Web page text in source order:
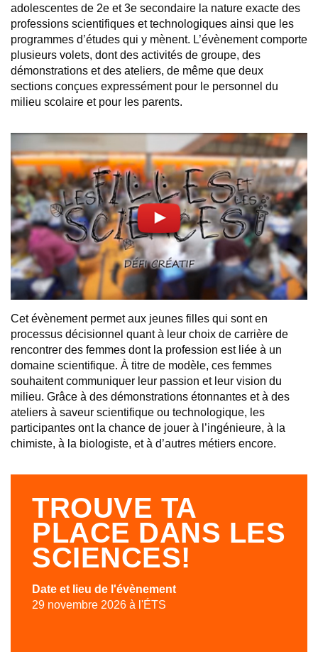
adolescentes de 2e et 3e secondaire la nature exacte des
professions scientifiques et technologiques ainsi que les
programmes d’études qui y mènent. L’évènement comporte
plusieurs volets, dont des activités de groupe, des
démonstrations et des ateliers, de même que deux
sections conçues expressément pour le personnel du
milieu scolaire et pour les parents.
Cet évènement permet aux jeunes filles qui sont en
processus décisionnel quant à leur choix de carrière de
rencontrer des femmes dont la profession est liée à un
domaine scientifique. À titre de modèle, ces femmes
souhaitent communiquer leur passion et leur vision du
milieu. Grâce à des démonstrations étonnantes et à des
ateliers à saveur scientifique ou technologique, les
participantes ont la chance de jouer à l’ingénieure, à la
chimiste, à la biologiste, et à d’autres métiers encore.
TROUVE TA
PLACE DANS LES
SCIENCES!
Date et lieu de l'évènement
29 novembre 2026 à l'ÉTS